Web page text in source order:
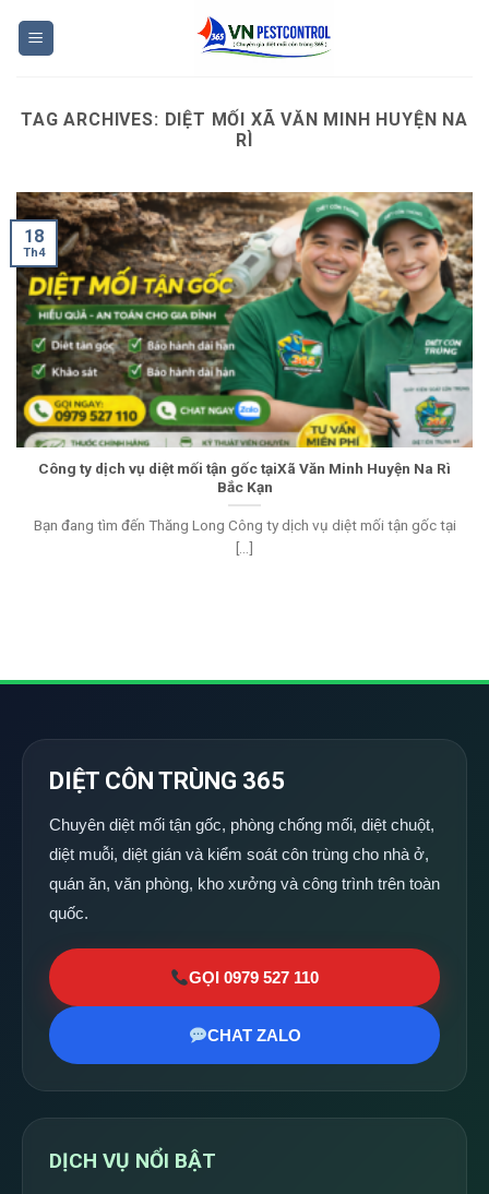
TAG ARCHIVES: DIỆT MỐI XÃ VĂN MINH HUYỆN NA
RÌ
Công ty dịch vụ diệt mối tận gốc tạiXã Văn Minh Huyện Na Rì
Bắc Kạn
Bạn đang tìm đến Thăng Long Công ty dịch vụ diệt mối tận gốc tại
[...]
18
Th4
DIỆT CÔN TRÙNG 365
Chuyên diệt mối tận gốc, phòng chống mối, diệt chuột,
diệt muỗi, diệt gián và kiểm soát côn trùng cho nhà ở,
quán ăn, văn phòng, kho xưởng và công trình trên toàn
quốc.
GỌI 0979 527 110
CHAT ZALO
DỊCH VỤ NỔI BẬT